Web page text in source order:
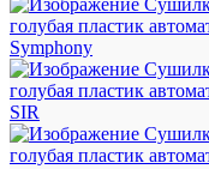
Symphony
SIR